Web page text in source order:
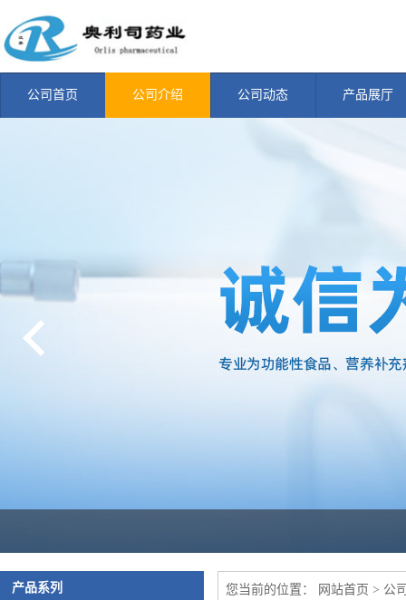
公司首页 公司介绍 公司动态 产品展厅
产品系列 您当前的位置： 网站首页 > 公